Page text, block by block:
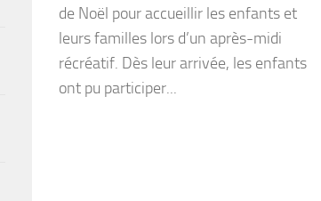
de Noël pour accueillir les enfants et
leurs familles lors d’un après-midi
récréatif. Dès leur arrivée, les enfants
ont pu participer...